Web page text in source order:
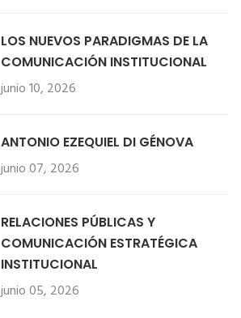
LOS NUEVOS PARADIGMAS DE LA
COMUNICACIÓN INSTITUCIONAL
junio 10, 2026
ANTONIO EZEQUIEL DI GÉNOVA
junio 07, 2026
RELACIONES PÚBLICAS Y
COMUNICACIÓN ESTRATÉGICA
INSTITUCIONAL
junio 05, 2026